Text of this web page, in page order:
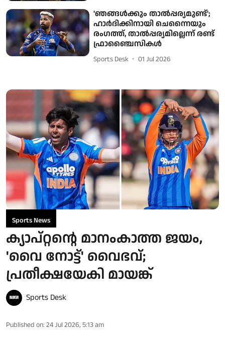
'ഞങ്ങൾക്കും താൽപ്പര്യമുണ്ട്';
ഹാർദിക്കിനായി ചെന്നൈയും
രംഗത്ത്, താൽപ്പര്യമില്ലെന്ന് രണ്ട്
ഫ്രാഞ്ചൈസികൾ
Sports Desk 01 Jul 2026
Sports News
ക്യാപ്റ്റന്റെ മാനംകാത്ത ജയം,
'വൈ നോട്ട്' വൈഭവ്;
പ്രതീക്ഷയേകി മായങ്ക്
Sports Desk
Published on: 24 Jul 2026, 5:13 am